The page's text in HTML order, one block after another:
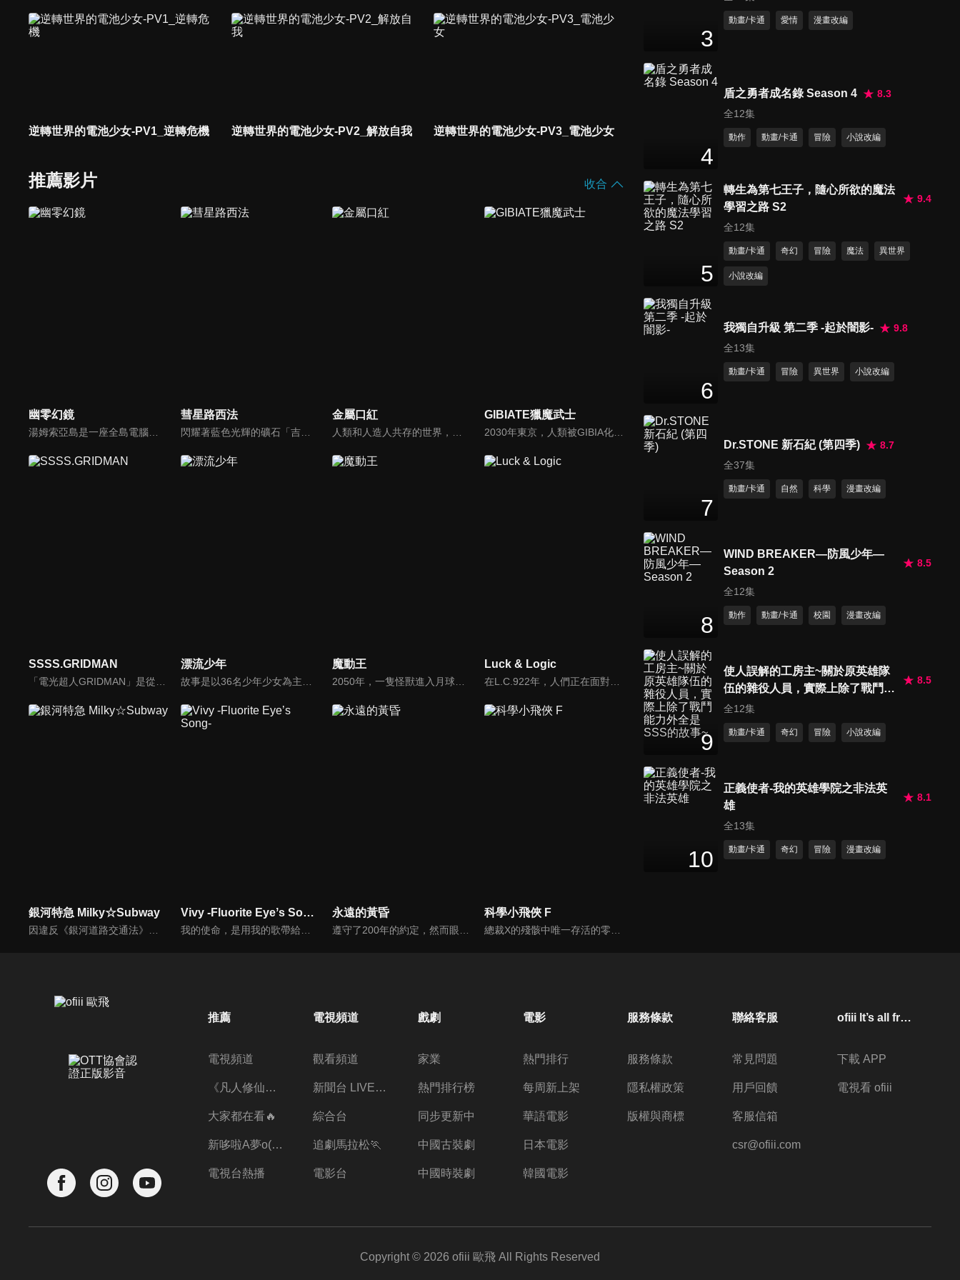
逆轉世界的電池少女-PV1_逆轉危機 逆轉世界的電池少女-PV2_解放自我 逆轉世界的電池少女-PV3_電池少女
推薦影片 收合
幽零幻鏡
湯姆索亞島是一座全島電腦化的信息城市。 居民被提供視覺信息設備Deco，可以在虛擬數據反映在deco中的真實空間中觸摸數據，或者潛入被稱為「超再現空間」的單獨構建的虛擬世界和虛構世界。
彗星路西法
閃耀著藍色光輝的礦石「吉夫特礦石」所覆蓋的大地，行星吉夫特。宗吾·天城是住在因吉夫特礦石採掘而繁榮的街道「因迪戈花園」的純樸少年。宗吾某天被捲入同級生卡恩、羅曼、奧托等人引發的騷動，迷失在礦山深處的地底湖。在那裡，宗吾遇到了一位不可思議的少女，結下的牽絆打開了通往冒險之門…
金屬口紅
人類和人造人共存的世界，人造人少女露鳩和拍檔娜奧米一起在火星上執行一項任務，那就是「殺害九個與政府敵對的人造人」。人造人少女露鳩的戰鬥故事開始了。
GIBIATE獵魔武士
2030年東京，人類被GIBIA化。面對世界範圍內開始的GIBIA化，凱琳向星辰許願“請賜我力量”如同回應她的許願，千水·兼六從過去前來。第一次與GIBIA對峙的千水·兼六等人陷入苦戰…就在這時，凱瑟琳前來相助。千水·兼六前往凱瑟琳他們居住的營地，然而…。
SSSS.GRIDMAN 漂流少年 魔動王 Luck & Logic
在L.C.922年，人們正在面對空前的危機。在神話世界中戰敗的魔神為了在地上尋求新的安居之所而向人類襲來。警察特殊機關阿爾卡（ALCA）旗下年輕的盟約者被強制與擁有特殊能力的異世界女神合體，並進而投身戰場之中。世界的未來被託付到年輕的定理者天生的「運氣Luck」與「邏輯Logic」之上。
銀河特急 Milky☆Subway Vivy -Fluorite Eyeʼs Song- 永遠的黃昏 科學小飛俠 F
第11集 我想要(在現在！)相信
第12集 想和你(跟大家！)一起
3
動畫/卡通 愛情 漫畫改編
4
盾之勇者成名錄 Season 4
8.3
全12集
動作 動畫/卡通 冒險 小說改編
5
轉生為第七王子，隨心所欲的魔法
學習之路 S2
9.4
全12集
動畫/卡通 奇幻 冒險 魔法 異世界
小說改編
6
我獨自升級 第二季 -起於闇影-
9.8
全13集
動畫/卡通 冒險 異世界 小說改編
7
Dr.STONE 新石紀 (第四季)
8.7
全37集
動畫/卡通 自然 科學 漫畫改編
8
WIND BREAKER—防風少年—
Season 2
8.5
全12集
動作 動畫/卡通 校園 漫畫改編
9
使人誤解的工房主~關於原英雄隊
伍的雜役人員，實際上除了戰鬥能
力外全是SSS的故事~
8.5
全12集
動畫/卡通 奇幻 冒險 小說改編
10
正義使者-我的英雄學院之非法英
雄
8.1
全13集
動畫/卡通 奇幻 冒險 漫畫改編
推薦
電視頻道
《凡人修仙傳》第五季全新開播✨
大家都在看🔥
新哆啦A夢o((ﾐﾟｴﾟﾐ))o
電視台熱播
電視頻道
觀看頻道
新聞台 LIVE 直播
綜合台
追劇馬拉松🏃
電影台
戲劇
家業
熱門排行榜
同步更新中
中國古裝劇
中國時裝劇
電影
熱門排行
每周新上架
華語電影
日本電影
韓國電影
服務條款
服務條款
隱私權政策
版權與商標
聯絡客服
常見問題
用戶回饋
客服信箱
csr@ofiii.com
ofiii lt’s all free
下載 APP
電視看 ofiii
Copyright © 2026 ofiii 歐飛 All Rights Reserved